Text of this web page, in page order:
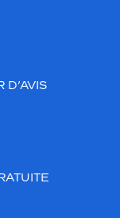
D’AVIS